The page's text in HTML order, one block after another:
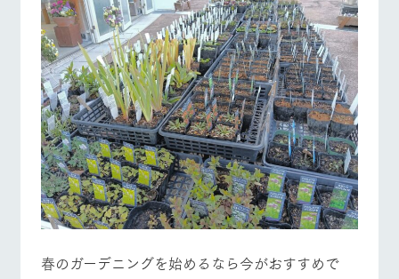
春のガーデニングを始めるなら今がおすすめで